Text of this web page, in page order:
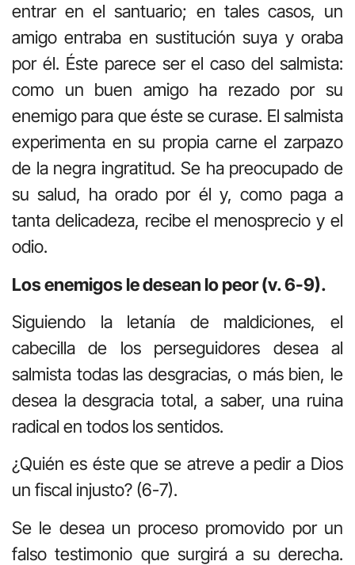
entrar en el santuario; en tales casos, un
amigo entraba en sustitución suya y oraba
por él. Éste parece ser el caso del salmista:
como un buen amigo ha rezado por su
enemigo para que éste se curase. El salmista
experimenta en su propia carne el zarpazo
de la negra ingratitud. Se ha preocupado de
su salud, ha orado por él y, como paga a
tanta delicadeza, recibe el menosprecio y el
odio.
Los enemigos le desean lo peor (v. 6-9).
Siguiendo la letanía de maldiciones, el
cabecilla de los perseguidores desea al
salmista todas las desgracias, o más bien, le
desea la desgracia total, a saber, una ruina
radical en todos los sentidos.
¿Quién es éste que se atreve a pedir a Dios
un fiscal injusto? (6-7).
Se le desea un proceso promovido por un
falso testimonio que surgirá a su derecha.